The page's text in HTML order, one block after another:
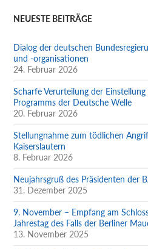
NEUESTE BEITRÄGE
Dialog der deutschen
und -organisationen
24. Februar 2026
Scharfe Verurteilung der
Programms der Deutsche Welle
20. Februar 2026
Stellungnahme zum tödlichen
Kaiserslautern
8. Februar 2026
Neujahrsgruß des Präsidenten der
31. Dezember 2025
9. November – Empfang am
Jahrestag des Falls der Berliner
13. November 2025